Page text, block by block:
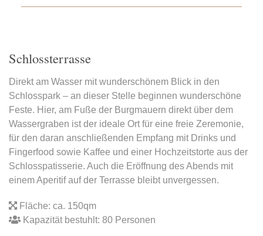
Schlossterrasse
Direkt am Wasser mit wunderschönem Blick in den
Schlosspark – an dieser Stelle beginnen wunderschöne
Feste. Hier, am Fuße der Burgmauern direkt über dem
Wassergraben ist der ideale Ort für eine freie Zeremonie,
für den daran anschließenden Empfang mit Drinks und
Fingerfood sowie Kaffee und einer Hochzeitstorte aus der
Schlosspatisserie. Auch die Eröffnung des Abends mit
einem Aperitif auf der Terrasse bleibt unvergessen.
Fläche: ca. 150qm
Kapazität bestuhlt: 80 Personen